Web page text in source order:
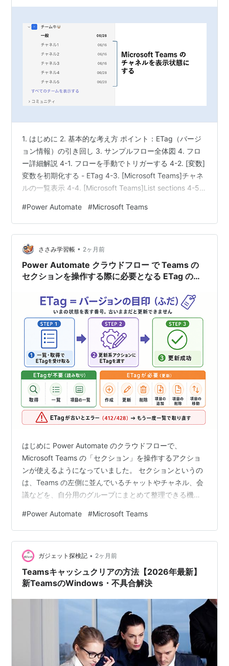
1. はじめに 2. 基本的な考え方 ポイント：ETag（バージ
ョン情報）の引き回し 3. サンプルフロー全体図 4. フロ
ー詳細解説 4-1. フローを手動でトリガーする 4-2. [変数]
変数を初期化する - ETag 4-3. [Microsoft Teams]チャネ
ルの一覧表示 4-4. [Microsoft Teams]List sections 4-5.
section（ダミーセクションの作成） 4-7. [変数]変数の設
定 1 4-8. [コントロール]それぞれに適用する（Foreach）
4-8…
#Power Automate #Microsoft Teams
ささみ学習帳 • 2ヶ月前
Power Automate クラウドフロー で Teams の
セクションを操作する際に必要となる ETag の考
はじめに Power Automate のクラウドフローで、
Microsoft Teams の「セクション」を操作するアクショ
ンが使えるようになっていました。 セクションというの
は、Teams の左側に並んでいるチャットやチャネル、会
議などを、自分用のグループにまとめて整理できる機能
けのグループを作って、その中に関連するチャットを入
れておく、というイメージです。このグループ分けを、
フローで自動的に作ったり、名前を変えたり、中身を入
れ替えたりできるのが今回のアクション群になります。
これらのアクションを触ってみたところ、作成・更新・
削除といった…
#Power Automate #Microsoft Teams
ガジェット探検記 • 2ヶ月前
Teamsキャッシュクリアの方法【2026年最新】
新TeamsのWindows・不具合解決